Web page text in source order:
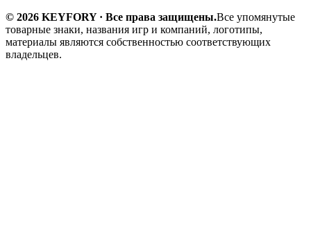
© 2026 KEYFORY · Все права защищены.Все упомянутые
товарные знаки, названия игр и компаний, логотипы,
материалы являются собственностью соответствующих
владельцев.